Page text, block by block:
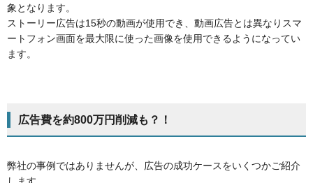
象となります。
ストーリー広告は15秒の動画が使用でき、動画広告とは異なりスマ
ートフォン画面を最大限に使った画像を使用できるようになってい
ます。
広告費を約800万円削減も？！
弊社の事例ではありませんが、広告の成功ケースをいくつかご紹介